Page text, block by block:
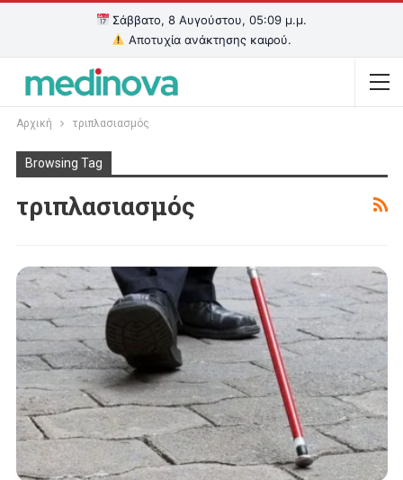
Σάββατο, 8 Αυγούστου, 05:09 μ.μ.
Αποτυχία ανάκτησης καιρού.
Αρχική τριπλασιασμός
Browsing Tag
τριπλασιασμός